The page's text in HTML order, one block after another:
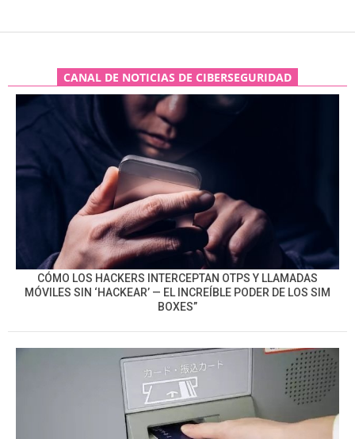
CANAL DE NOTICIAS DE CIBERSEGURIDAD
CÓMO LOS HACKERS INTERCEPTAN OTPS Y LLAMADAS
MÓVILES SIN ‘HACKEAR’ — EL INCREÍBLE PODER DE LOS SIM
BOXES”